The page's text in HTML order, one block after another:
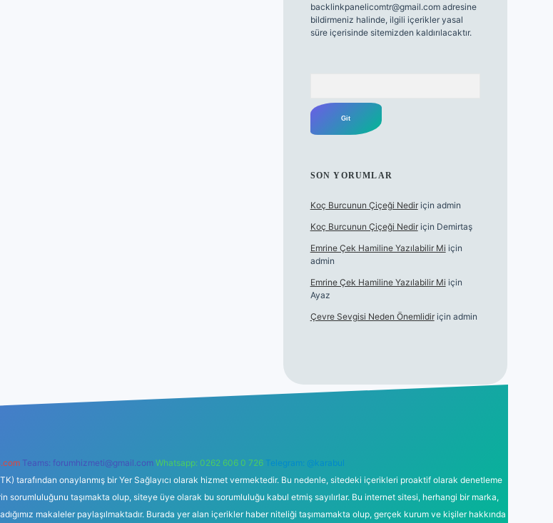
backlinkpanelicomtr@gmail.comadresine
bildirmeniz halinde, ilgili içerikler yasal
süre içerisinde sitemizden kaldırılacaktır.
SON YORUMLAR
Koç Burcunun Çiçeği Nediriçin admin
Koç Burcunun Çiçeği Nediriçin Demirtaş
Emrine Çek Hamiline Yazılabilir Mi için
admin
Emrine Çek Hamiline Yazılabilir Mi için
Ayaz
Çevre Sevgisi Neden Önemlidiriçin admin
Teams: forumhizmeti@gmail.com Whatsapp: 0262 606 0 726 Telegram: @karabul
tarafından onaylanmış bir Yer Sağlayıcı olarak hizmet vermektedir. Bu nedenle, sitedeki içerikleri proaktif olarak denetleme
taşımakta olup, siteye üye olarak bu sorumluluğu kabul etmiş sayılırlar. Bu internet sitesi, herhangi bir marka,
makaleler paylaşılmaktadır. Burada yer alan içerikler haber niteliği taşımamakta olup, gerçek kurum ve kişiler hakkında